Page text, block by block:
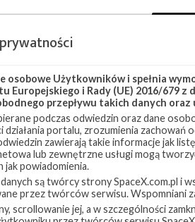
Wizja
Księżycu
zostanie pojazd
który po zatankowaniu
wejdą na pokład
lądowania. Z grafik
wynika, że po
być opuszczani na
użyciu windy.
będzie używany do
musiał być wyposażony
to też, że będzie go można
osobowe Użytkowników i spełnia
Europejskiego i Rady (UE) 2016/679
przepływu takich danych
podczas odwiedzin oraz dane
działania portalu, zrozumienia
zawierają takie informacje jak
lub zewnętrzne usługi mogą
jak powiadomienia.
są twórcy strony SpaceX.com.pl i
przez twórców serwisu. Wspomniani
scrollowanie jej, a w szczególności